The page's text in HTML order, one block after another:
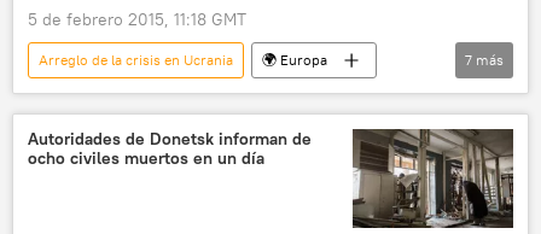
5 de febrero 2015, 11:18 GMT
Arreglo de la crisis en Ucrania
🌍 Europa
Internacional
Ucrania
Frank-Walter Steinmeier
Edgars Rinkēvičs
📰 Conflicto en el este de Ucrania (2014-2022)
7 más
Autoridades de Donetsk informan de
ocho civiles muertos en un día